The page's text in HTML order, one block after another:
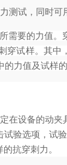
试，同时可
要的力值
试样。其
力值及试样的
在设备的动夹
验选项，
抗穿刺力。